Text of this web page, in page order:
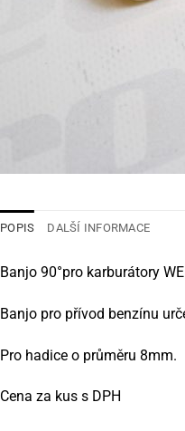
POPIS DALŠÍ INFORMACE
Banjo 90°pro karburátory
Banjo pro přívod benzínu
Pro hadice o průměru 8mm.
Cena za kus s DPH